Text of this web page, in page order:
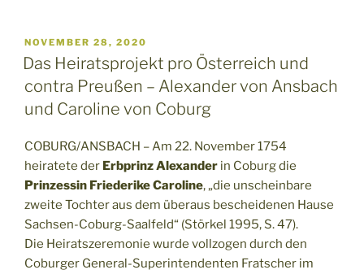
VERÖFFENTLICHT
AM
NOVEMBER 28, 2020
Das Heiratsprojekt pro Österreich und
contra Preußen – Alexander von Ansbach
und Caroline von Coburg
COBURG/ANSBACH – Am 22. November 1754
heiratete der Erbprinz Alexander in Coburg die
Prinzessin Friederike Caroline, „die unscheinbare
zweite Tochter aus dem überaus bescheidenen Hause
Sachsen-Coburg-Saalfeld“ (Störkel 1995, S. 47).
Die Heiratszeremonie wurde vollzogen durch den
Coburger General-Superintendenten Fratscher im